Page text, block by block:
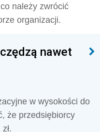
należy zwrócić
organizacji.
nawet
w wysokości do
że przedsiębiorcy